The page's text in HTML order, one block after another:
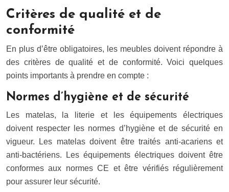
Critères de qualité et de
conformité
En plus d’être obligatoires, les meubles doivent répondre à
des critères de qualité et de conformité. Voici quelques
points importants à prendre en compte :
Normes d’hygiène et de sécurité
Les matelas, la literie et les équipements électriques
doivent respecter les normes d’hygiène et de sécurité en
vigueur. Les matelas doivent être traités anti-acariens et
anti-bactériens. Les équipements électriques doivent être
conformes aux normes CE et être vérifiés régulièrement
pour assurer leur sécurité.